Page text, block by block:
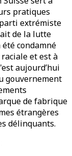
pratiques
extrémiste
de la lutte
condamné
et est à
aujourd’hui
gouvernement
de fabrique
étrangères
délinquants.